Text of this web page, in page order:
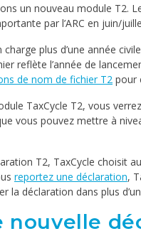
un nouveau module T2.
par l’ARC en juin/
plus d’une année
reflète l’année de
de nom de fichier T2 pour
TaxCycle T2, vous
vous pouvez mettre à
T2, TaxCycle choisit
reportez une déclaration,
la déclaration dans plus
nouvelle